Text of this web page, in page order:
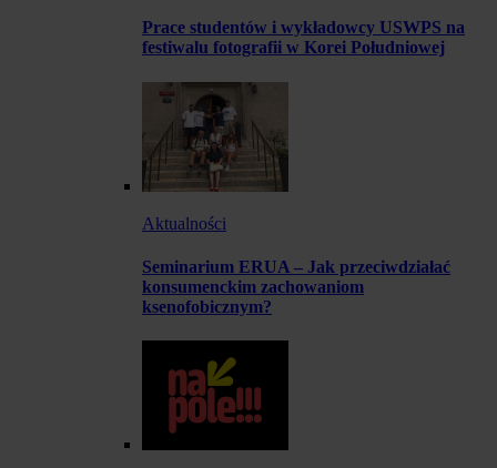
Prace studentów i wykładowcy USWPS na
festiwalu fotografii w Korei Południowej
Aktualności
Seminarium ERUA – Jak przeciwdziałać
konsumenckim zachowaniom
ksenofobicznym?